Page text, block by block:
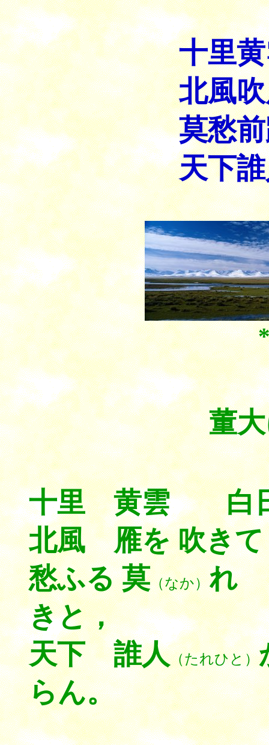
十里
北風
莫愁
天下
董
十里 黄雲 白
北風 雁を 吹き
愁ふる 莫（なか）れ
きと，
天下 誰人（たれひと）
らん。